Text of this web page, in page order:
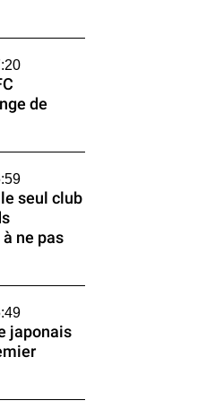
de
le seul club
ne pas
japonais